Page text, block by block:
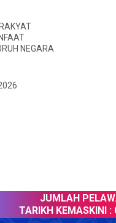
NEGARA
JUMLAH
TARIKH KEMASKINI :